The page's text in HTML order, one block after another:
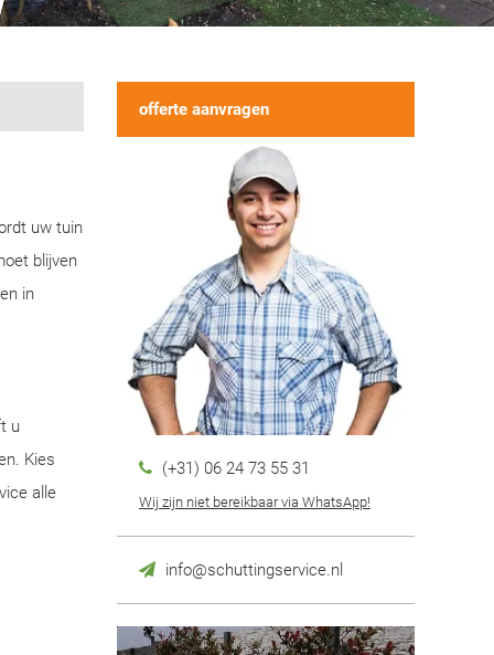
uw tuin
blijven
in
u
Kies
alle
offerte aanvragen
(+31) 06 24 73 55 31
Wij zijn niet bereikbaar via WhatsApp!
info@schuttingservice.nl